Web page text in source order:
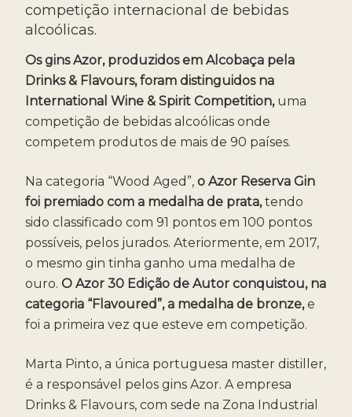
competição internacional de bebidas
alcoólicas.
Os gins Azor, produzidos em Alcobaça pela
Drinks & Flavours, foram distinguidos na
International Wine & Spirit Competition,uma
competição de bebidas alcoólicas onde
competem produtos de mais de 90 países.
Na categoria “Wood Aged”, o Azor Reserva Gin
foi premiado com a medalha de prata,tendo
sido classificado com 91 pontos em 100 pontos
possíveis, pelos jurados. Ateriormente, em 2017,
o mesmo gin tinha ganho uma medalha de
ouro. O Azor 30 Edição de Autor conquistou, na
categoria “Flavoured”, a medalha de bronze,e
foi a primeira vez que esteve em competição.
Marta Pinto, a única portuguesa master distiller,
é a responsável pelos gins Azor. A empresa
Drinks & Flavours, com sede na Zona Industrial